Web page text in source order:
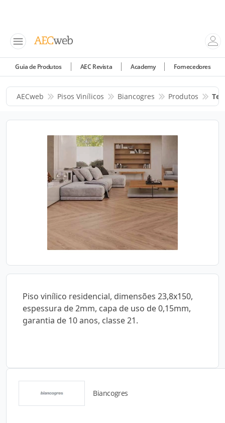
Guia de Produtos AEC Revista Academy Fornecedores
AECweb Pisos Vinílicos Biancogres Produtos
Piso vinílico residencial, dimensões 23,8x150,
espessura de 2mm, capa de uso de 0,15mm,
garantia de 10 anos, classe 21.
Biancogres
Catálogos para Download